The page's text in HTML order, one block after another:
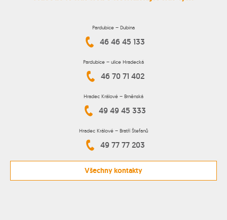
Pardubice – Dubina
46 46 45 133
Pardubice – ulice Hradecká
46 70 71 402
Hradec Králové – Brněnská
49 49 45 333
Hradec Králové – Bratří Štefanů
49 77 77 203
Všechny kontakty